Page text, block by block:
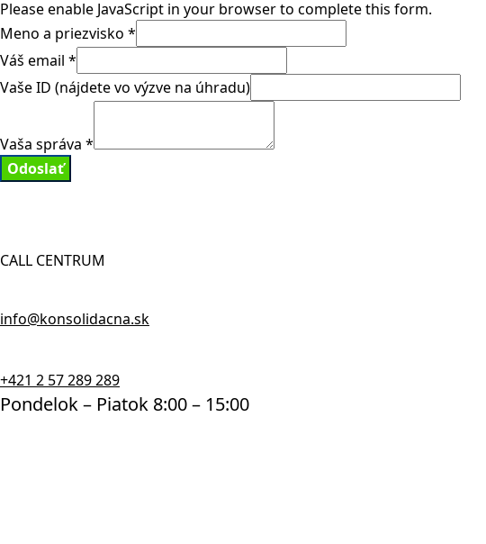
Please enable JavaScript in your browser to complete this form.
Meno a priezvisko *
Váš email *
Vaše ID (nájdete vo výzve na úhradu)
Vaša správa *
Odoslať
CALL CENTRUM
info@konsolidacna.sk
+421 2 57 289 289
Pondelok – Piatok 8:00 – 15:00